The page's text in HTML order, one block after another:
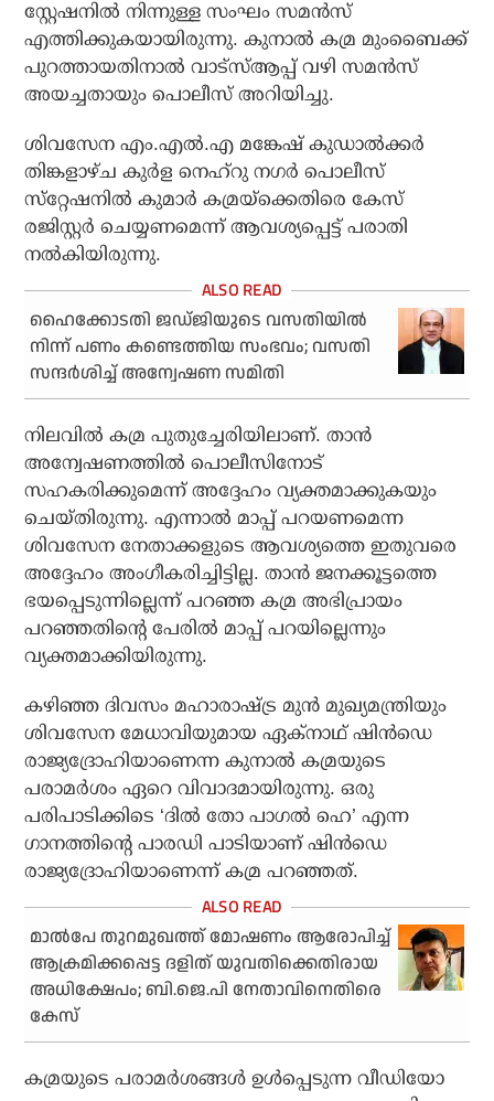
സ്റ്റേഷനില്‍ നിന്നുള്ള സംഘം സമന്‍സ്
എത്തിക്കുകയായിരുന്നു. കുനാല്‍ കമ്ര മുംബൈക്ക്
പുറത്തായതിനാല്‍ വാട്‌സ്ആപ്പ് വഴി സമന്‍സ്
അയച്ചതായും പൊലീസ് അറിയിച്ചു.
ശിവസേന എം.എല്‍.എ മങ്കേഷ് കുഡാല്‍ക്കര്‍
തിങ്കളാഴ്ച കുര്‍ള നെഹ്‌റു നഗര്‍ പൊലീസ്
സ്‌റ്റേഷനില്‍ കുമാര്‍ കമ്രയ്‌ക്കെതിരെ കേസ്
രജിസ്റ്റര്‍ ചെയ്യണമെന്ന് ആവശ്യപ്പെട്ട് പരാതി
നല്‍കിയിരുന്നു.
ഹൈക്കോടതി ജഡ്ജിയുടെ വസതിയില്‍
നിന്ന് പണം കണ്ടെത്തിയ സംഭവം; വസതി
സന്ദര്‍ശിച്ച് അന്വേഷണ സമിതി
നിലവില്‍ കമ്ര പുതുച്ചേരിയിലാണ്. താന്‍
അന്വേഷണത്തില്‍ പൊലീസിനോട്
സഹകരിക്കുമെന്ന് അദ്ദേഹം വ്യക്തമാക്കുകയും
ചെയ്തിരുന്നു. എന്നാല്‍ മാപ്പ് പറയണമെന്ന
ശിവസേന നേതാക്കളുടെ ആവശ്യത്തെ ഇതുവരെ
അദ്ദേഹം അംഗീകരിച്ചിട്ടില്ല. താന്‍ ജനക്കൂട്ടത്തെ
ഭയപ്പെടുന്നില്ലെന്ന് പറഞ്ഞ കമ്ര അഭിപ്രായം
പറഞ്ഞതിന്റെ പേരില്‍ മാപ്പ് പറയില്ലെന്നും
വ്യക്തമാക്കിയിരുന്നു.
കഴിഞ്ഞ ദിവസം മഹാരാഷ്ട്ര മുന്‍ മുഖ്യമന്ത്രിയും
ശിവസേന മേധാവിയുമായ ഏക്‌നാഥ് ഷിന്‍ഡെ
രാജ്യദ്രോഹിയാണെന്ന കുനാല്‍ കമ്രയുടെ
പരാമര്‍ശം ഏറെ വിവാദമായിരുന്നു. ഒരു
പരിപാടിക്കിടെ ‘ദില്‍ തോ പാഗല്‍ ഹെ’ എന്ന
ഗാനത്തിന്റെ പാരഡി പാടിയാണ് ഷിന്‍ഡെ
രാജ്യദ്രോഹിയാണെന്ന് കമ്ര പറഞ്ഞത്.
മാല്‍പേ തുറമുഖത്ത് മോഷണം ആരോപിച്ച്
ആക്രമിക്കപ്പെട്ട ദളിത് യുവതിക്കെതിരായ
അധിക്ഷേപം; ബി.ജെ.പി നേതാവിനെതിരെ
കേസ്
കമ്രയുടെ പരാമര്‍ശങ്ങള്‍ ഉള്‍പ്പെടുന്ന വീഡിയോ